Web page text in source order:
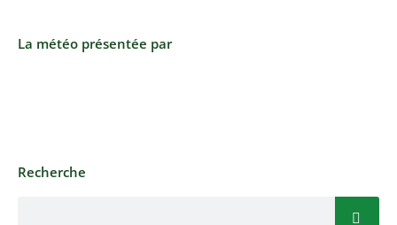
La météo présentée par
Recherche